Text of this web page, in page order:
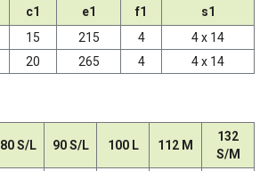
c1 e1 f1
s1
15 215 4
4 x 14
20 265 4 4 x 14
80 S/L 90 S/L 100 L 112 M
132
S/M